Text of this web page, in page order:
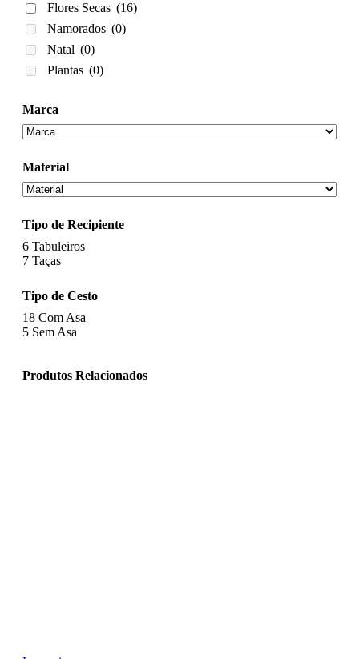
Flores Secas (16)
Namorados (0)
Natal (0)
Plantas (0)
Marca
Material
Tipo de Recipiente
6 Tabuleiros
7 Taças
Tipo de Cesto
18 Com Asa
5 Sem Asa
Produtos Relacionados